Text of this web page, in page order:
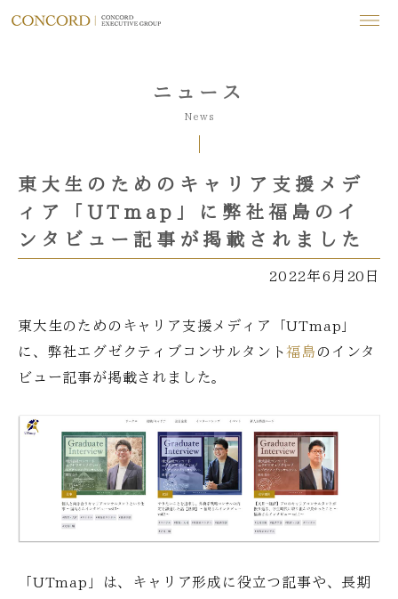
ニュース
News
東大生のためのキャリア支援メデ
ィア「UTmap」に弊社福島のイ
ンタビュー記事が掲載されました
2022年6月20日
東大生のためのキャリア支援メディア「UTmap」
に、弊社エグゼクティブコンサルタント福島 のインタ
ビュー記事が掲載されました。
「UTmap」は、キャリア形成に役立つ記事や、長期